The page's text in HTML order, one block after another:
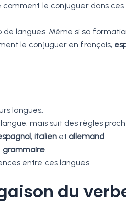
comment le conjuguer dans ces
de langues. Même si sa
le conjuguer en français,
langues.
mais suit des règles
, italien et allemand.
grammaire.
entre ces langues.
du